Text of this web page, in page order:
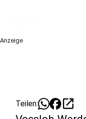
Anzeige
Teilen: open_in_new